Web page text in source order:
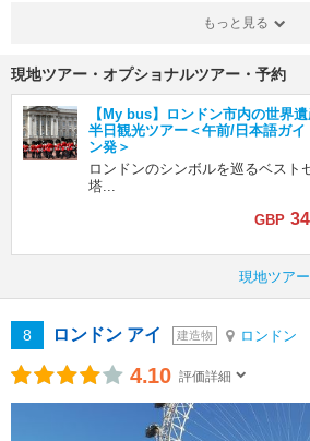
もっと見る
現地ツアー・オプショナルツアー・予約
【My bus】ロンドン市内の世界
半日観光ツアー＜午前/日本語ガイ
ン発＞
ロンドンのシンボルを巡るベスト
塔...
GBP
現地ツア
8 ロンドン アイ 建造物 ロンドン
4.10 評価詳細